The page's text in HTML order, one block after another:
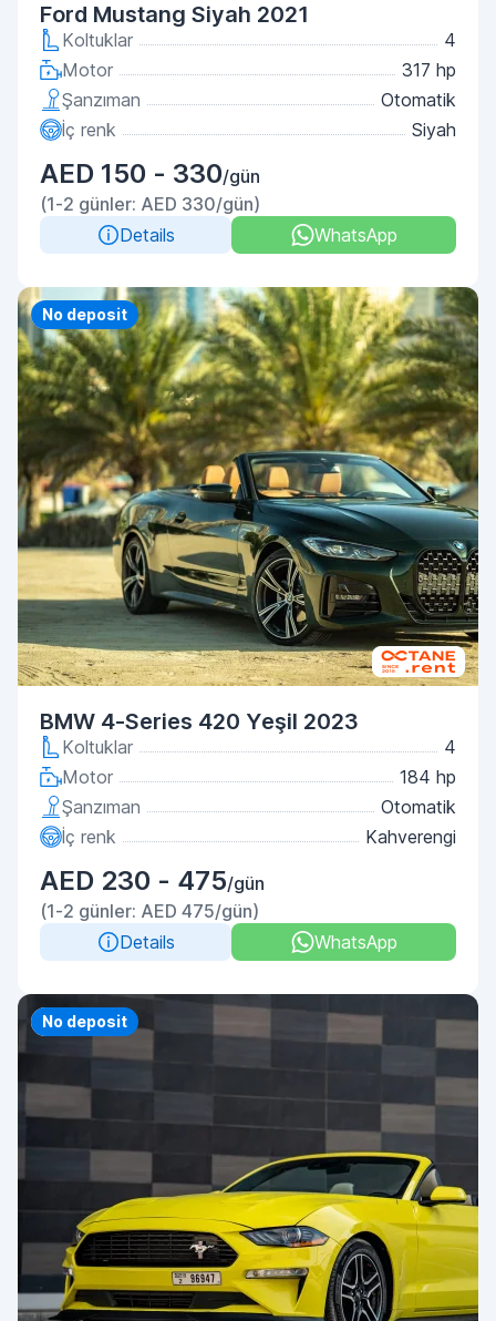
Ford Mustang Siyah 2021
Koltuklar
4
Motor
317 hp
Şanzıman
Otomatik
İç renk
Siyah
AED 150 - 330/gün
(1-2 günler: AED 330/gün)
Details
WhatsApp
Priority
No deposit
BMW 4-Series 420 Yeşil 2023
Koltuklar
4
Motor
184 hp
Şanzıman
Otomatik
İç renk
Kahverengi
AED 230 - 475/gün
(1-2 günler: AED 475/gün)
Details
WhatsApp
Priority
No deposit